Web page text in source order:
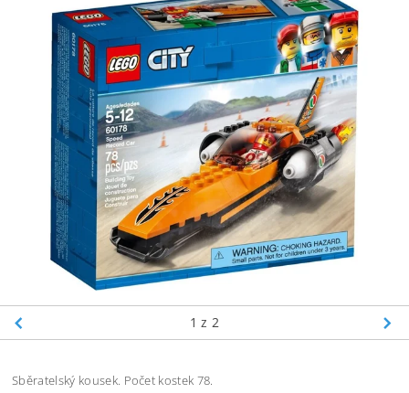
1 z 2
Sběratelský kousek. Počet kostek 78.